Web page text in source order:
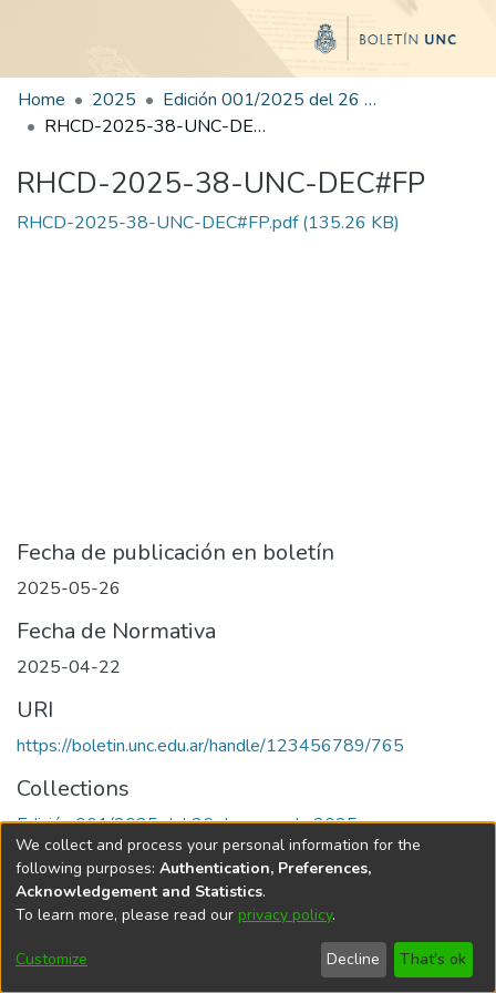
Home 2025
Edición 001/2025 del 26 de mayo de 2025
RHCD-2025-38-UNC-DEC#FP
RHCD-2025-38-UNC-DEC#FP
RHCD-2025-38-UNC-DEC#FP.pdf(135.26 KB)
Fecha de publicación en boletín
2025-05-26
Fecha de Normativa
2025-04-22
URI
https://boletin.unc.edu.ar/handle/123456789/765
Collections
Edición 001/2025 del 26 de mayo de 2025
Universidad Nacional de Córdoba
We collect and process your personal information for the
following purposes: Authentication, Preferences,
Acknowledgement and Statistics.
To learn more, please read our privacy policy.
Customize Decline That's ok